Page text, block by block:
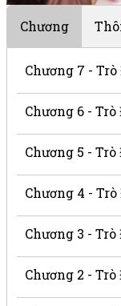
Chương
Chương 7 - Trò
Chương 6 - Trò
Chương 5 - Trò
Chương 4 - Trò
Chương 3 - Trò
Chương 2 - Trò